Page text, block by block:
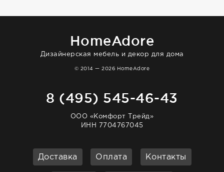
HomeAdore
Дизайнерская мебель и декор для дома
© 2014 — 2026 HomeAdore
8 (495) 545-46-43
ООО «Комфорт Трейд»
ИНН 7704767045
Доставка Оплата Контакты